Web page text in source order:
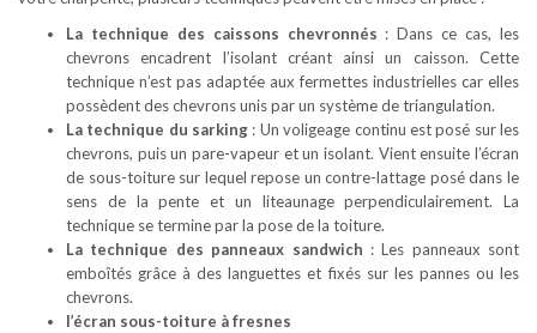
La technique des caissons chevronnés : Dans ce cas, les
chevrons encadrent l’isolant créant ainsi un caisson. Cette
technique n’est pas adaptée aux fermettes industrielles car elles
possèdent des chevrons unis par un système de triangulation.
La technique du sarking : Un voligeage continu est posé sur les
chevrons, puis un pare-vapeur et un isolant. Vient ensuite l’écran
de sous-toiture sur lequel repose un contre-lattage posé dans le
sens de la pente et un liteaunage perpendiculairement. La
technique se termine par la pose de la toiture.
La technique des panneaux sandwich : Les panneaux sont
emboîtés grâce à des languettes et fixés sur les pannes ou les
chevrons.
l’écran sous-toiture à fresnes